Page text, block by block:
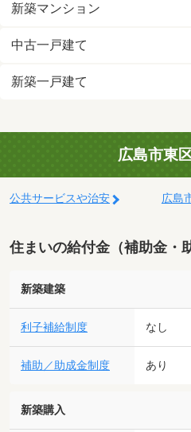
新築マンション
中古一戸建て
新築一戸建て
広島市東
公共サービスや治安 広島
住まいの給付金（補助金・
新築建築
利子補給制度 なし
補助／助成金制度 あり
新築購入